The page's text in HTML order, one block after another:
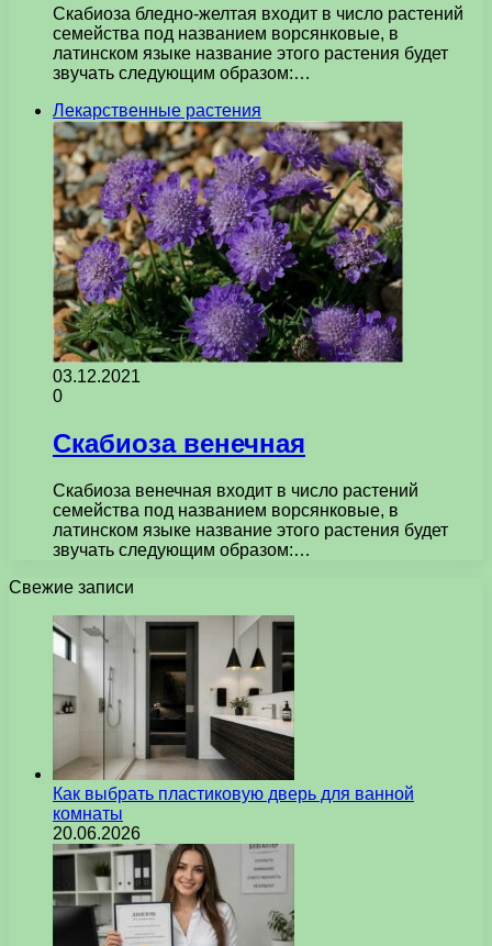
Скабиоза бледно-желтая входит в число растений
семейства под названием ворсянковые, в
латинском языке название этого растения будет
звучать следующим образом:…
Лекарственные растения
03.12.2021
0
Скабиоза венечная
Скабиоза венечная входит в число растений
семейства под названием ворсянковые, в
латинском языке название этого растения будет
звучать следующим образом:…
Свежие записи
Как выбрать пластиковую дверь для ванной
комнаты
20.06.2026